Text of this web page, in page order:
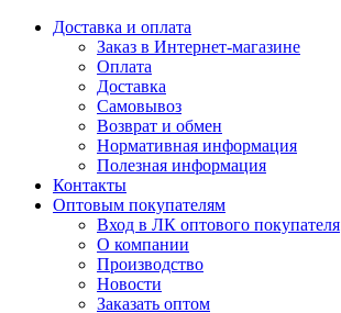
Доставка и оплата
Заказ в Интернет-магазине
Оплата
Доставка
Самовывоз
Возврат и обмен
Нормативная информация
Полезная информация
Контакты
Оптовым покупателям
Вход в ЛК оптового покупателя
О компании
Производство
Новости
Заказать оптом